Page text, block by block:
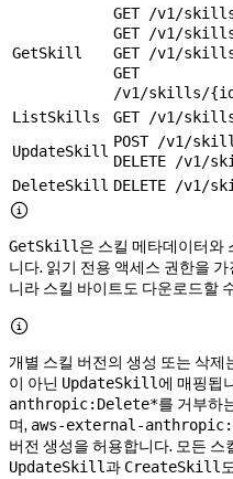
GetSkill
GET /v1/
GET /v1/
GET /v1/
GET
/v1/skills/
ListSkills
GET /v1/
UpdateSkill
POST /v1/
DELETE /
DeleteSkill DELETE /v1/

GetSkill은 스킬 메타데이터와
니다. 읽기 전용 액세스 권한을
니라 스킬 바이트도 다운로드할

개별 스킬 버전의 생성 또는 삭제
이 아닌 UpdateSkill에 매핑됩
anthropic:Delete*를 거부하
며, aws-external-
버전 생성을 허용합니다. 모든
UpdateSkill과 CreateSkill